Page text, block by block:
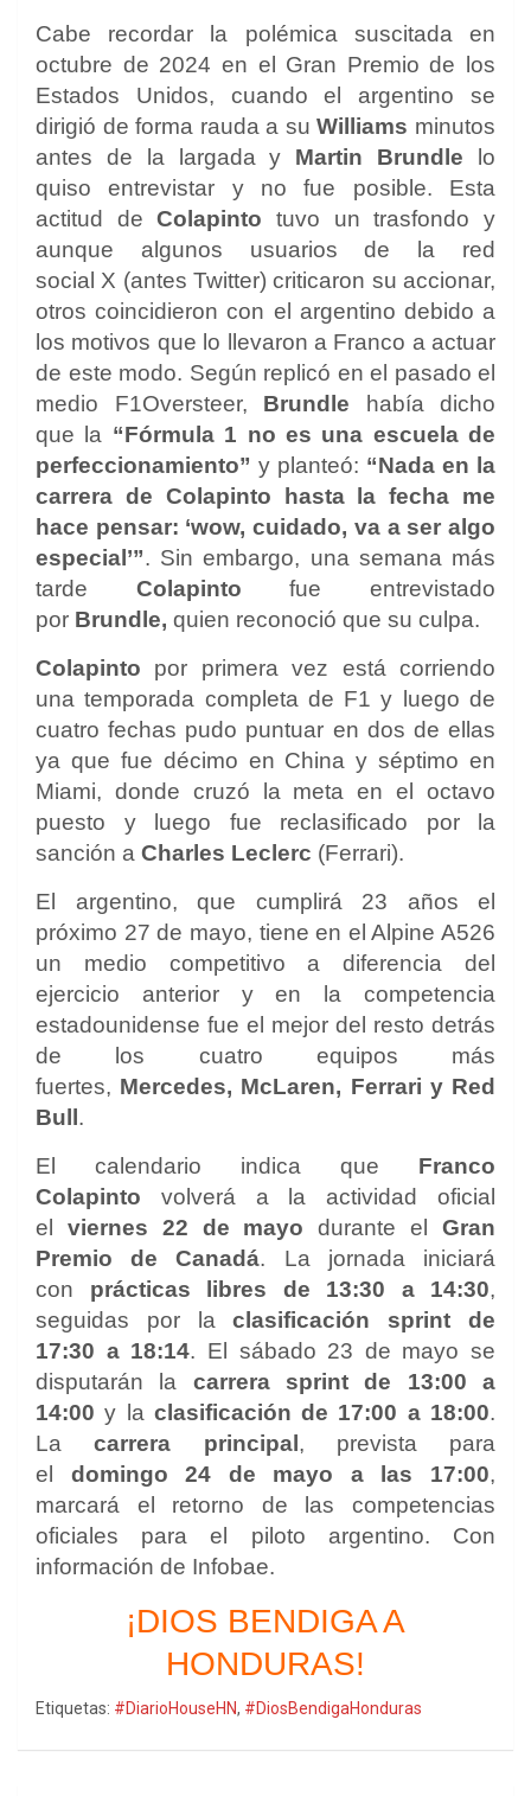
Cabe recordar la polémica suscitada en
octubre de 2024 en el Gran Premio de los
Estados Unidos, cuando el argentino se
dirigió de forma rauda a suWilliams minutos
antes de la largada y Martin Brundle
lo
quiso entrevistar y no fue posible. Esta
actitud deColapinto tuvo un trasfondo y
aunque algunos usuarios de la red
social X (antes Twitter) criticaron su accionar,
otros coincidieron con el argentino debido a
los motivos que lo llevaron a Franco a actuar
de este modo. Según replicó en el pasado el
medio F1Oversteer, Brundle había dicho
que la “Fórmula 1 no es una escuela de
perfeccionamiento” y planteó: “Nada en la
carrera de Colapinto hasta la fecha me
hace pensar: ‘wow, cuidado, va a ser algo
especial’”. Sin embargo, una semana más
tarde Colapinto fue entrevistado
por Brundle, quien reconoció que su culpa.
Colapinto por primera vez está corriendo
una temporada completa de F1 y luego de
cuatro fechas pudo puntuar en dos de ellas
ya que fue décimo en China y séptimo en
Miami, donde cruzó la meta en el octavo
puesto y luego fue reclasificado por la
sanción a Charles Leclerc (Ferrari).
El argentino, que cumplirá 23 años el
próximo 27 de mayo, tiene en el Alpine A526
un medio competitivo a diferencia del
ejercicio anterior y en la competencia
estadounidense fue el mejor del resto detrás
de los cuatro equipos más
fuertes, Mercedes, McLaren, Ferrari y Red
Bull .
El calendario indica que Franco
Colapinto volverá a la actividad oficial
el viernes 22 de mayo durante elGran
Premio de Canadá. La jornada iniciará
con prácticas libres de 13:30 a 14:30,
seguidas por laclasificación sprint de
17:30 a 18:14. El sábado 23 de mayo se
disputarán la carrera sprint de 13:00 a
14:00 y la clasificación de 17:00 a 18:00.
Lacarrera principal , prevista para
el domingo 24 de mayo a las 17:00,
marcará el retorno de las competencias
oficiales para el piloto argentino. Con
información de Infobae.
¡DIOS BENDIGA A
HONDURAS!
Etiquetas: #DiarioHouseHN, #DiosBendigaHonduras